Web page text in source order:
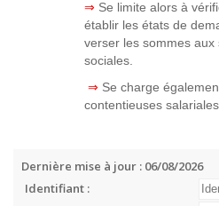
⇒ Se limite alors à
établir les états de
verser les sommes aux
sociales.
⇒ Se charge
contentieuses salariales.
Dernière mise à jour : 06/08/2026
Identifiant :